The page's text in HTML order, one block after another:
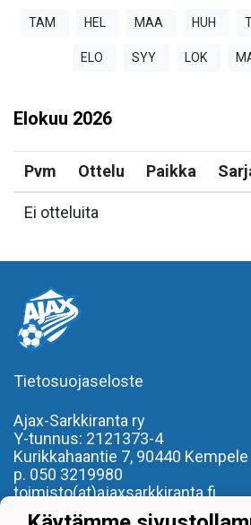
TAM HEL MAA HUH
ELO SYY LOK
Elokuu 2026
Pvm Ottelu Paikka
Ei otteluita
Tietosuojaseloste
Ajax-Sarkkiranta ry
Y-tunnus: 2121373-4
Kurikkahaantie 7, 90440 Kempele
p. 050 3219980
toimisto(at)ajaxsarkkiranta.fi